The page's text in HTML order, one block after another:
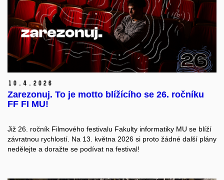
10. 4. 2026
Zarezonuj. To je motto blížícího se 26. ročníku
FF FI MU!
Již 26. ročník Filmového festivalu Fakulty informatiky MU se blíží
závratnou rychlostí. Na 13. května 2026 si proto žádné další plány
nedělejte a doražte se podívat na festival!